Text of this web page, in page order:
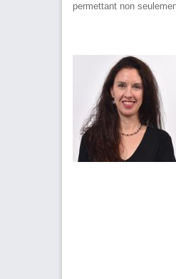
permettant non